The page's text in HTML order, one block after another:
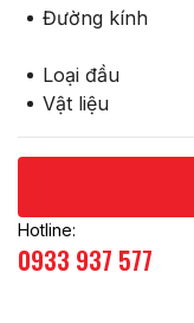
Đường kính
Loại đầu
Vật liệu
Hotline:
0933 937 577